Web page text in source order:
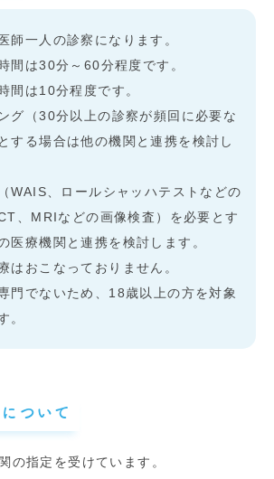
師一人の診察になります。
間は30分～60分程度です。
間は10分程度です。
グ（30分以上の診察が頻回に必要な
する場合は他の機関と連携を検討し
WAIS、ロールシャッハテストなどの
、MRIなどの画像検査）を必要とす
医療機関と連携を検討します。
はおこなっておりません。
門でないため、18歳以上の方を対象
。
ついて
の指定を受けています。